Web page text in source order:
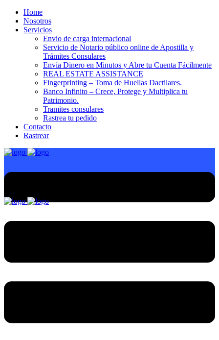
Home
Nosotros
Servicios
Envio de carga internacional
Servicio de Notario público online de Apostilla y
Trámites Consulares
Envía Dinero en Minutos y Abre tu Cuenta Fácilmente
REAL ESTATE ASSISTANCE
Fingerprinting – Toma de Huellas Dactilares.
Banco Infinito – Crece, Protege y Multiplica tu
Patrimonio.
Tramites consulares
Rastrea tu pedido
Contacto
Rastrear